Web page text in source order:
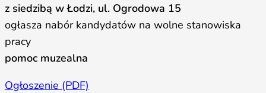
z siedzibą w Łodzi, ul. Ogrodowa 15
ogłasza nabór kandydatów na wolne stanowiska
pracy
pomoc muzealna
Ogłoszenie (PDF)